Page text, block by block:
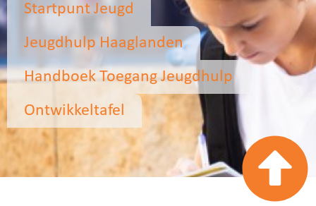
Startpunt Jeugd
Jeugdhulp Haaglanden
Handboek Toegang Jeugdhulp
Ontwikkeltafel